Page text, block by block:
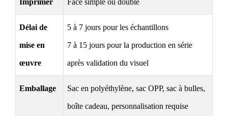
Délai de
mise en
œuvre
5 à 7 jours pour les échantillons
7 à 15 jours pour la production en série
après validation du visuel
Emballage Sac en polyéthylène, sac OPP, sac à bulles,
boîte cadeau, personnalisation requise